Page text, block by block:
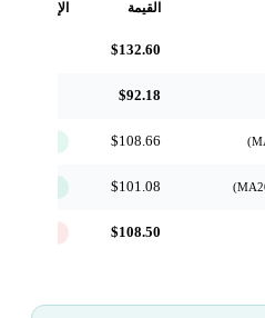
القيمة الإشارة
$132.60
$92.18
$108.66
$101.08
$108.50